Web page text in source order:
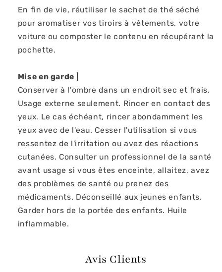
En fin de vie, réutiliser le sachet de thé séché
pour aromatiser vos tiroirs à vêtements, votre
voiture ou composter le contenu en récupérant la
pochette.
Mise en garde |
Conserver à l'ombre dans un endroit sec et frais.
Usage externe seulement. Rincer en contact des
yeux. Le cas échéant, rincer abondamment les
yeux avec de l'eau. Cesser l'utilisation si vous
ressentez de l'irritation ou avez des réactions
cutanées. Consulter un professionnel de la santé
avant usage si vous êtes enceinte, allaitez, avez
des problèmes de santé ou prenez des
médicaments. Déconseillé aux jeunes enfants.
Garder hors de la portée des enfants. Huile
inflammable.
Avis Clients